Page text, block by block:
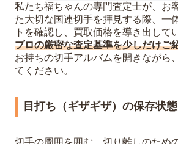
私たち福ちゃんの専門査定士が、お
た大切な国連切手を拝見する際、一
トを確認し、買取価格を導き出して
プロの厳密な査定基準を少しだけご
お持ちの切手アルバムを開きながら
てください。
目打ち（ギザギザ）の保存状態
切手の周囲を囲む、切り離しのため